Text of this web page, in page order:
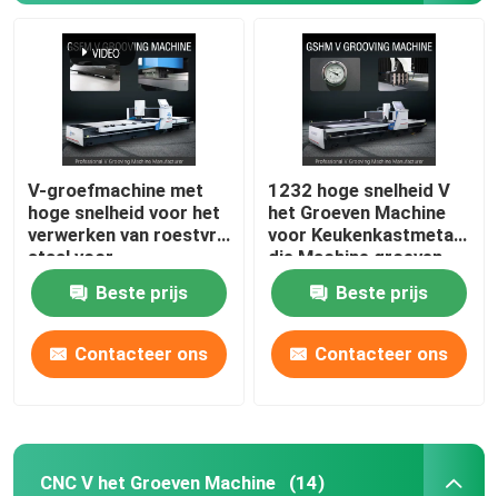
V-groefmachine met
hoge snelheid voor het
verwerken van roestvrij
staal voor
huisversiering
Beste prijs
Contacteer ons
1232 hoge snelheid V
het Groeven Machine
voor Keukenkastmetaal
die Machine groeven
Beste prijs
Contacteer ons
CNC V het Groeven Machine (14)